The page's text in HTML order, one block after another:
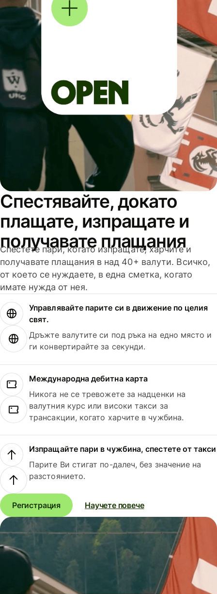
Спестявайте, докато
плащате, изпращате и
получавате плащания
Спестете пари, когато изпращате, харчите и
получавате плащания в над 40+ валути. Всичко,
от което се нуждаете, в една сметка, когато
имате нужда от нея.
Управлявайте парите си в движение по целия
свят.
Дръжте валутите си под ръка на едно място и
ги конвертирайте за секунди.
Международна дебитна карта
Никога не се тревожете за надценки на
валутния курс или високи такси за
трансакции, когато харчите в чужбина.
Изпращайте пари в чужбина, спестете от такси
Парите Ви стигат по-далеч, без значение на
разстоянието.
Регистрация Научете повече